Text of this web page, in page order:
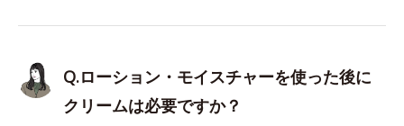
Q.ローション・モイスチャーを使った後に
クリームは必要ですか？